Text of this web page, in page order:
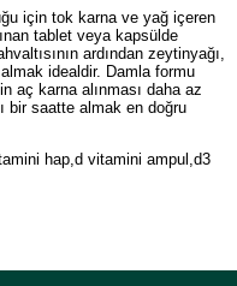
için tok karna ve yağ içeren
tablet veya kapsülde
ardından zeytinyağı,
idealdir. Damla formu
aç karna alınması daha az
bir saatte almak en doğru
hap,d vitamini ampul,d3